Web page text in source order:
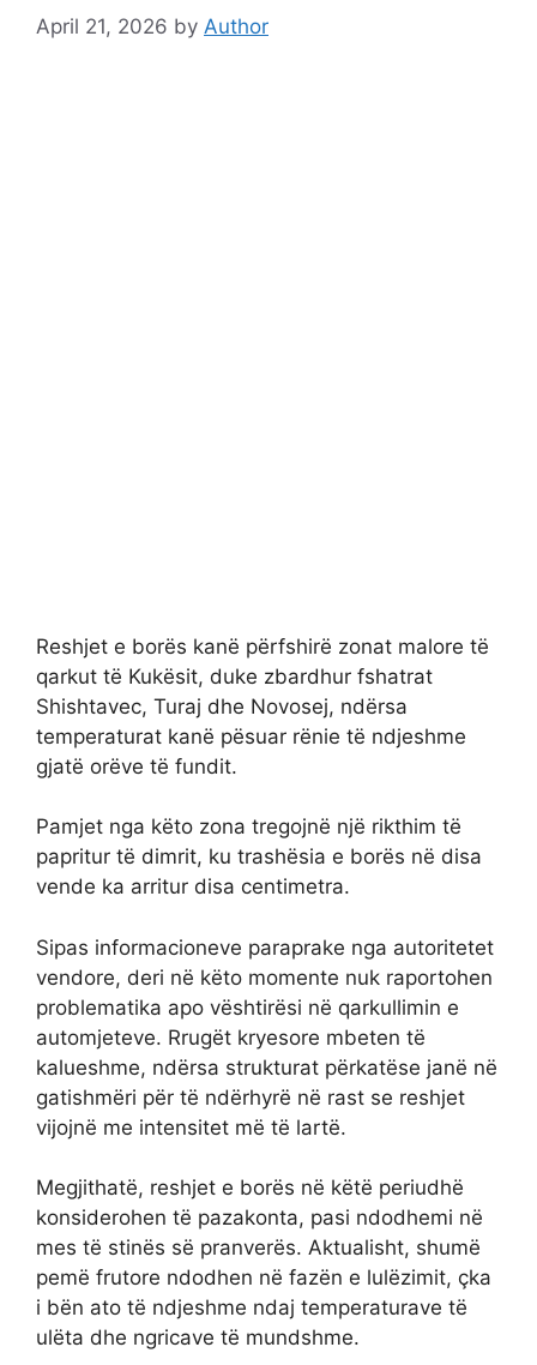
April 21, 2026 by Author
Reshjet e borës kanë përfshirë zonat malore të
qarkut të Kukësit, duke zbardhur fshatrat
Shishtavec, Turaj dhe Novosej, ndërsa
temperaturat kanë pësuar rënie të ndjeshme
gjatë orëve të fundit.
Pamjet nga këto zona tregojnë një rikthim të
papritur të dimrit, ku trashësia e borës në disa
vende ka arritur disa centimetra.
Sipas informacioneve paraprake nga autoritetet
vendore, deri në këto momente nuk raportohen
problematika apo vështirësi në qarkullimin e
automjeteve. Rrugët kryesore mbeten të
kalueshme, ndërsa strukturat përkatëse janë në
gatishmëri për të ndërhyrë në rast se reshjet
vijojnë me intensitet më të lartë.
Megjithatë, reshjet e borës në këtë periudhë
konsiderohen të pazakonta, pasi ndodhemi në
mes të stinës së pranverës. Aktualisht, shumë
pemë frutore ndodhen në fazën e lulëzimit, çka
i bën ato të ndjeshme ndaj temperaturave të
ulëta dhe ngricave të mundshme.